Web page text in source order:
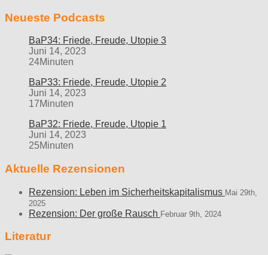
Neueste Podcasts
BaP34: Friede, Freude, Utopie 3
Juni 14, 2023
24Minuten
BaP33: Friede, Freude, Utopie 2
Juni 14, 2023
17Minuten
BaP32: Friede, Freude, Utopie 1
Juni 14, 2023
25Minuten
Aktuelle Rezensionen
Rezension: Leben im Sicherheitskapitalismus Mai 29th,
2025
Rezension: Der große Rausch Februar 9th, 2024
Literatur